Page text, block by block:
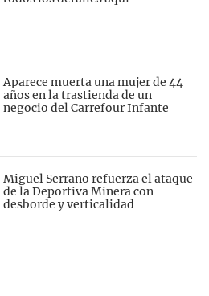
Aparece muerta una mujer de 44
años en la trastienda de un
negocio del Carrefour Infante
Miguel Serrano refuerza el ataque
de la Deportiva Minera con
desborde y verticalidad